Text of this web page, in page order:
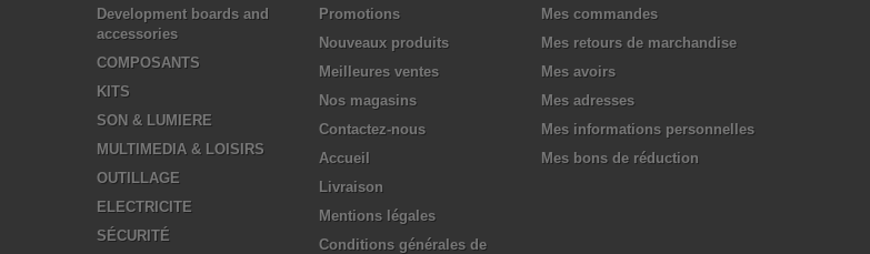
Development boards and
accessories
COMPOSANTS
KITS
SON & LUMIERE
MULTIMEDIA & LOISIRS
OUTILLAGE
ELECTRICITE
SÉCURITÉ
Promotions
Nouveaux produits
Meilleures ventes
Nos magasins
Contactez-nous
Accueil
Livraison
Mentions légales
Conditions générales de
Mes commandes
Mes retours de marchandise
Mes avoirs
Mes adresses
Mes informations personnelles
Mes bons de réduction